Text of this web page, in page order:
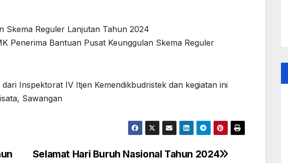
Skema Reguler Lanjutan Tahun 2024
Penerima Bantuan Pusat Keunggulan Skema Reguler
Inspektorat IV Itjen Kemendikbudristek dan kegiatan ini
Sawangan
Selamat Hari Buruh Nasional Tahun 2024